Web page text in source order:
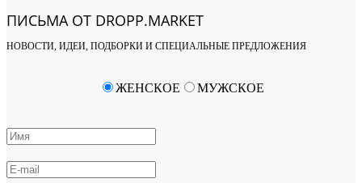
ПИСЬМА ОТ DROPP.MARKET
НОВОСТИ, ИДЕИ, ПОДБОРКИ И СПЕЦИАЛЬНЫЕ ПРЕДЛОЖЕНИЯ
ЖЕНСКОЕ МУЖСКОЕ